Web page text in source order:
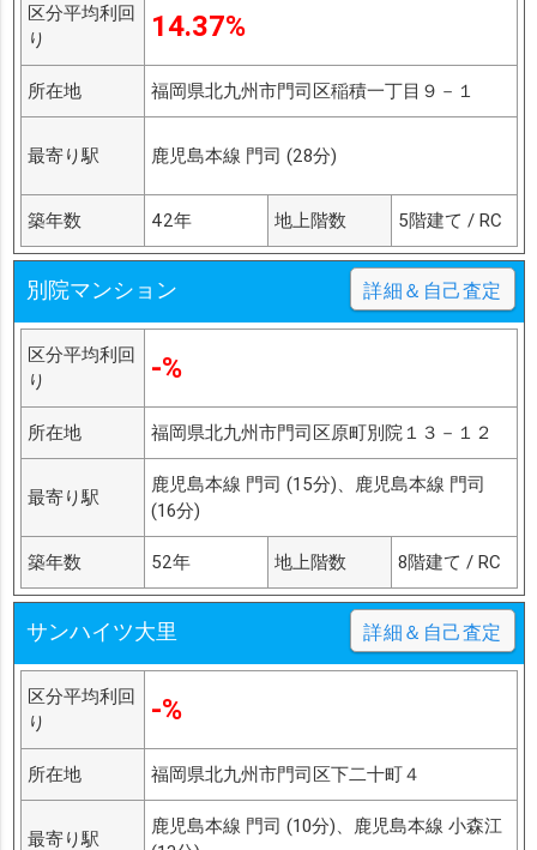
区分平均利回
り
14.37%
所在地 福岡県北九州市門司区稲積一丁目９－１
最寄り駅 鹿児島本線 門司 (28分)
築年数 42年 地上階数 5階建て / RC
別院マンション 詳細＆自己査定
区分平均利回
り
-%
所在地 福岡県北九州市門司区原町別院１３－１２
最寄り駅
鹿児島本線 門司 (15分)、鹿児島本線 門司
(16分)
築年数 52年 地上階数 8階建て / RC
サンハイツ大里 詳細＆自己査定
区分平均利回
り
-%
所在地 福岡県北九州市門司区下二十町４
最寄り駅
鹿児島本線 門司 (10分)、鹿児島本線 小森江